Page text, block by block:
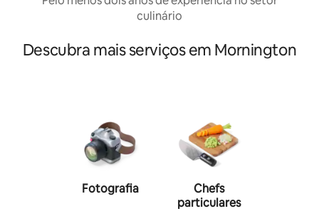
culinário
Descubra mais serviços em Mornington
Fotografia
Chefs
particulares